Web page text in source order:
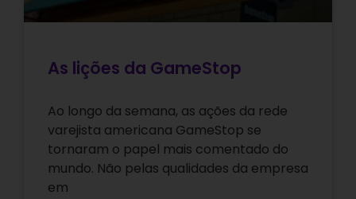
As lições da GameStop
Ao longo da semana, as ações da rede
varejista americana GameStop se
tornaram o papel mais comentado do
mundo. Não pelas qualidades da empresa
em